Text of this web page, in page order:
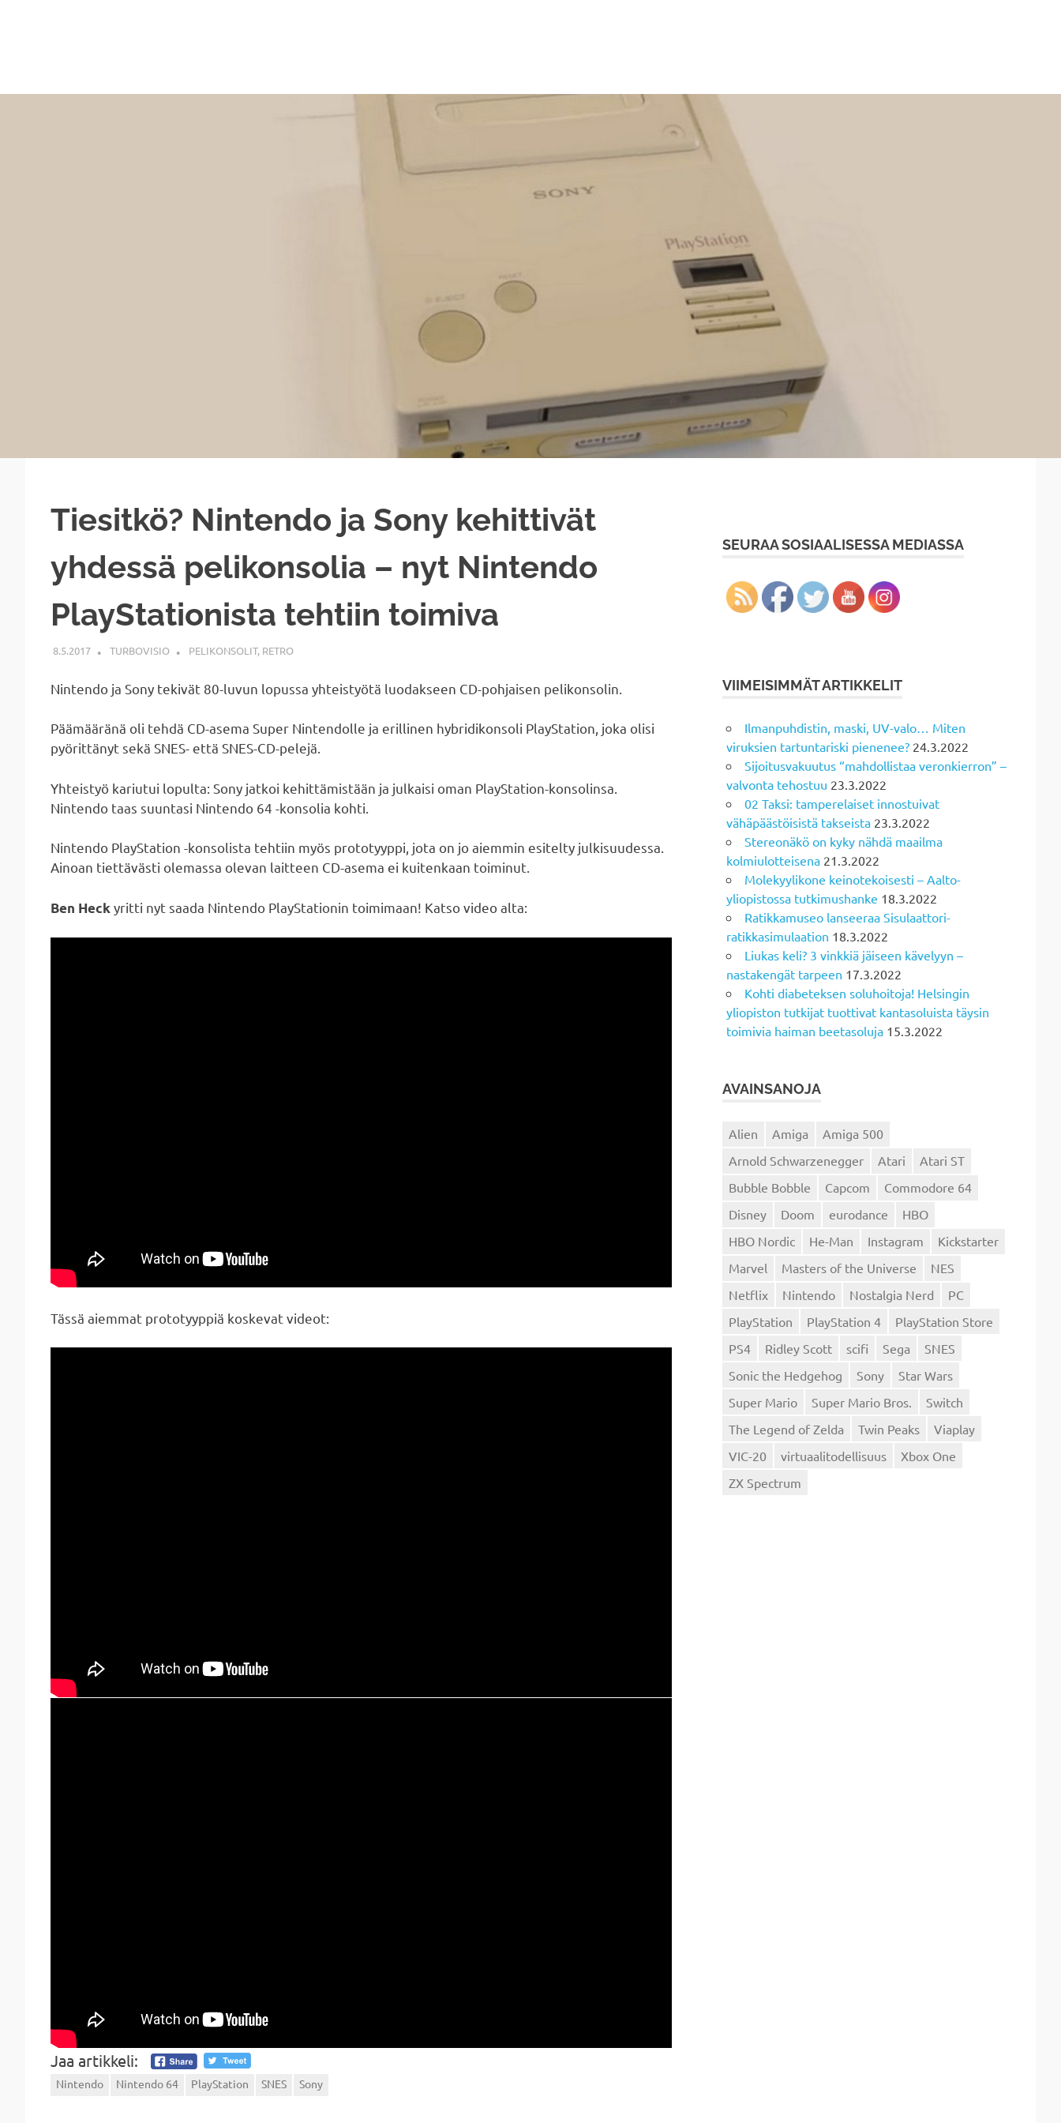
Tiesitkö? Nintendo ja Sony kehittivät
yhdessä pelikonsolia – nyt Nintendo
PlayStationista tehtiin toimiva
8.5.2017 TURBOVISIO PELIKONSOLIT, RETRO
Nintendo ja Sony tekivät 80-luvun lopussa yhteistyötä luodakseen CD-pohjaisen pelikonsolin.
Päämääränä oli tehdä CD-asema Super Nintendolle ja erillinen hybridikonsoli PlayStation, joka olisi
pyörittänyt sekä SNES- että SNES-CD-pelejä.
Yhteistyö kariutui lopulta: Sony jatkoi kehittämistään ja julkaisi oman PlayStation-konsolinsa.
Nintendo taas suuntasi Nintendo 64 -konsolia kohti.
Nintendo PlayStation -konsolista tehtiin myös prototyyppi, jota on jo aiemmin esitelty julkisuudessa.
Ainoan tiettävästi olemassa olevan laitteen CD-asema ei kuitenkaan toiminut.
Ben Heckyritti nyt saada Nintendo PlayStationin toimimaan! Katso video alta:
Tässä aiemmat prototyyppiä koskevat videot:
Jaa artikkeli:
Nintendo Nintendo 64 PlayStation SNES Sony
SEURAA SOSIAALISESSA MEDIASSA
VIIMEISIMMÄT ARTIKKELIT
Ilmanpuhdistin, maski, UV-valo… Miten
viruksien tartuntariski pienenee? 24.3.2022
Sijoitusvakuutus “mahdollistaa veronkierron” –
valvonta tehostuu 23.3.2022
02 Taksi: tamperelaiset innostuivat
vähäpäästöisistä takseista 23.3.2022
Stereonäkö on kyky nähdä maailma
kolmiulotteisena 21.3.2022
Molekyylikone keinotekoisesti – Aalto-
yliopistossa tutkimushanke 18.3.2022
Ratikkamuseo lanseeraa Sisulaattori-
ratikkasimulaation 18.3.2022
Liukas keli? 3 vinkkiä jäiseen kävelyyn –
nastakengät tarpeen 17.3.2022
Kohti diabeteksen soluhoitoja! Helsingin
yliopiston tutkijat tuottivat kantasoluista täysin
toimivia haiman beetasoluja 15.3.2022
AVAINSANOJA
Alien Amiga
Amiga 500
Arnold Schwarzenegger
Atari
Atari ST
Bubble Bobble
Capcom
Commodore 64
Disney
Doom eurodance
HBO
HBO Nordic
He-Man Instagram
Kickstarter
Marvel
Masters of the Universe
NES
Netflix
Nintendo Nostalgia Nerd
PC
PlayStation
PlayStation 4
PlayStation Store
PS4
Ridley Scott scifi Sega
SNES
Sonic the Hedgehog
Sony
Star Wars
Super Mario
Super Mario Bros.
Switch
The Legend of Zelda
Twin Peaks
Viaplay
VIC-20
virtuaalitodellisuus
Xbox One
ZX Spectrum